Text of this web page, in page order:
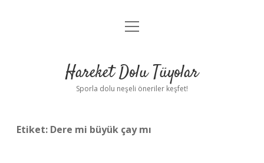
Anasayfa
Yasal Uyarı
menüyü
Hareket Dolu Tüyolar
Sporla dolu neşeli öneriler keşfet!
Etiket: Dere mi büyük çay mı